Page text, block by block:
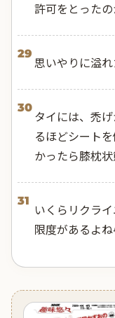
許可をとったの
29
思いやりに溢れ
30
タイには、禿
るほどシート
かったら膝枕
31
いくらリクラ
限度があるよ